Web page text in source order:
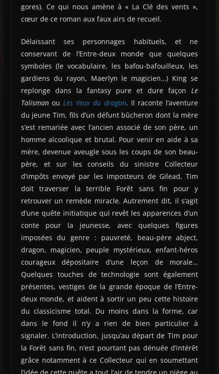
gores). Ce qui nous amène à « La Clé des vents »,
cœur de ce roman aux faux airs de recueil.
Délaissant ses personnages habituels, et ne
conservant de l’Entre-deux monde que quelques
symboles (le vocabulaire, les bafou-bafouilleux, les
gardiens du rayon, Maerlyn le magicien…) King se
replonge dans la fantasy pure et dure façonLe
TalismanouLes Yeux du dragon. Il raconte l’aventure
du jeune Tim, fils d’un défunt bûcheron dont la mère
s’est remariée avec l’ancien associé de son père, un
homme alcoolique et brutal. Pour venir en aide à sa
mère, devenue aveugle sous les coups de son beau-
père, et sur les conseils du sinistre Collecteur
d’impôts envoyé par les imposteurs de Gilead, Tim
doit traverser la terrible Forêt sans fin pour y
retrouver un remède miracle. Autrement dit, il s’agit
d’une quête initiatique qui revêt les apparences d’un
conte pour la jeunesse, avec quelques figures
imposées du genre : pauvreté, beau-père abject,
dragon, magicien, peuple mystérieux, enfant-héros
courageux dépositaire d’une leçon de morale…
Quelques touches de technologie sont également
présentes, vestiges de la grande époque de l’Entre-
deux monde, et aident à sortir un peu cette histoire
du classicisme total. Du moins dans la forme, car
dans le fond il n’y a rien de bien particulier à
signaler. L’introduction, jusqu’au départ de Tim pour
la Forêt sans fin, n’est pourtant pas dénuée d’intérêt
grâce notamment à ce Collecteur qui en soumettant